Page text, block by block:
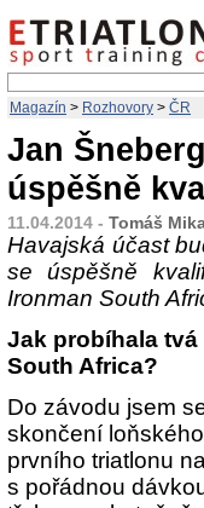
Magazín > Rozhovory > ČR
Jan
úspěšně
11.04.2014 - Tomáš
Havajská účast
se úspěšně
Ironman South
Jak probíhala
South Africa?
Do závodu jsem
skončení
prvního triatlonu
s pořádnou